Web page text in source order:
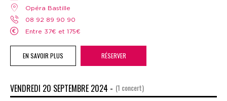
Opéra Bastille
08 92 89 90 90
Entre 37€ et 175€
EN SAVOIR PLUS RÉSERVER
VENDREDI 20 SEPTEMBRE 2024 - (1 concert)